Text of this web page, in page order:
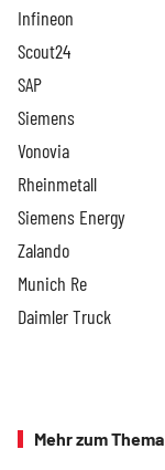
Infineon
Scout24
SAP
Siemens
Vonovia
Rheinmetall
Siemens Energy
Zalando
Munich Re
Daimler Truck
Mehr zum Thema